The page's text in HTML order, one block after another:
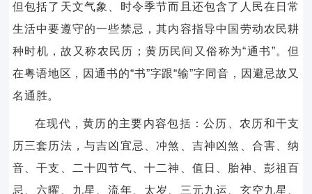
但包括了天文气象、时令季节而且还包含了人民在日常
生活中要遵守的一些禁忌，其内容指导中国劳动农民耕
种时机，故又称农民历；黄历民间又俗称为“通书”。但
在粤语地区，因通书的“书”字跟“输”字同音，因避忌故又
名通胜。
在现代，黄历的主要内容包括：公历、农历和干支
历三套历法，与吉凶宜忌、冲煞、吉神凶煞、合害、纳
音、干支、二十四节气、十二神、值日、胎神、彭祖百
忌、六曜、九星、流年、太岁、三元九运、玄空九星、